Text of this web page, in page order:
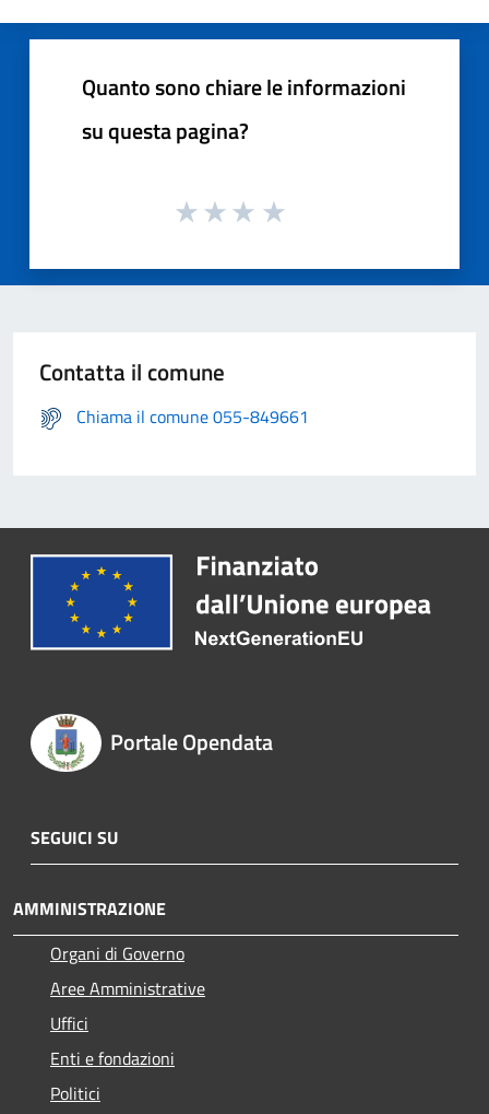
Quanto sono chiare le informazioni
su questa pagina?
Contatta il comune
Chiama il comune 055-849661
Portale Opendata
SEGUICI SU
AMMINISTRAZIONE
Organi di Governo
Aree Amministrative
Uffici
Enti e fondazioni
Politici